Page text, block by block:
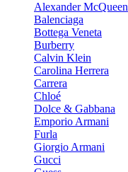
Alexander McQueen
Balenciaga
Bottega Veneta
Burberry
Calvin Klein
Carolina Herrera
Carrera
Chloé
Dolce & Gabbana
Emporio Armani
Furla
Giorgio Armani
Gucci